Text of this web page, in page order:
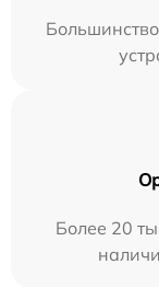
Более 20